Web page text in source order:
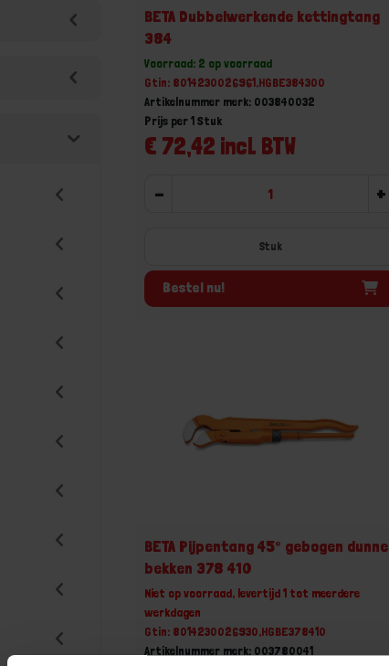
BETA Dubbelwerkende kettingtang
384
Voorraad: 2 op voorraad
Gtin: 8014230026961,HGBE384300
Artikelnummer merk: 003840032
€ 72,42 incl. BTW
Prijs per 1 Stuk
- +
Stuk
Bestel nu!
BETA Pijpentang 45° gebogen dunne
bekken 378 410
Niet op voorraad, levertijd 1 tot meerdere
werkdagen
Gtin: 8014230026930,HGBE378410
Artikelnummer merk: 003780041